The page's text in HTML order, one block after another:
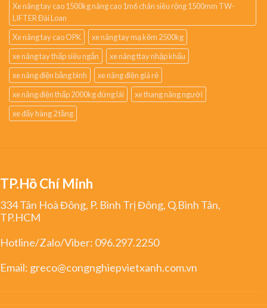
Xe nâng tay cao 1500kg nâng cao 1m6 chân siêu rộng 1500mm TW-
LIFTER Đài Loan
Xe nâng tay cao OPK
xe nâng tay mạ kẽm 2500kg
xe nâng tay thấp siêu ngắn
xe nâng ttay nhập khẩu
xe nâng điện bằng bình
xe nâng điện giá rẻ
xe nâng điện thấp 2000kg đứng lái
xe thang nâng người
xe đẩy hàng 2 tầng
TP.Hồ Chí Minh
334 Tân Hoà Đông, P. Bình Trị Đông, Q.Bình Tân,
TP.HCM
Hotline/Zalo/Viber: 096.297.2250
Email: greco@congnghiepvietxanh.com.vn